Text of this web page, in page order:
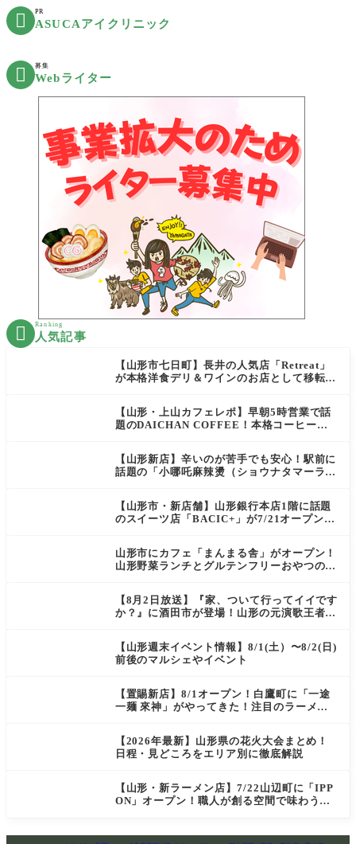
 PR
ASUCAアイクリニック
 募集
Webライター
 Ranking
人気記事
【山形市七日町】長井の人気店「Retreat」
が本格洋食デリ＆ワインのお店として移転オ
【山形・上山カフェレポ】早朝5時営業で話
題のDAICHAN COFFEE！本格コーヒーを
【山形新店】辛いのが苦手でも安心！駅前に
話題の「小哪吒麻辣燙（ショウナタマーラー
【山形市・新店舗】山形銀行本店1階に話題
のスイーツ店「BACIC+」が7/21オープン！
山形市にカフェ「まんまる舎」がオープン！
山形野菜ランチとグルテンフリーおやつの新
【8月2日放送】『家、ついて行ってイイです
か？』に酒田市が登場！山形の元演歌王者
【山形週末イベント情報】8/1(土）〜8/2(日)
前後のマルシェやイベント
【置賜新店】8/1オープン！白鷹町に「一途
一麺 來神」がやってきた！注目のラーメン
【2026年最新】山形県の花火大会まとめ！
日程・見どころをエリア別に徹底解説
【山形・新ラーメン店】7/22山辺町に「IPP
ON」オープン！職人が創る空間で味わう